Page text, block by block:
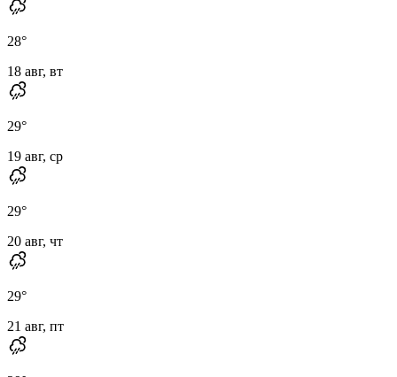
28°
18 авг, вт
29°
19 авг, ср
29°
20 авг, чт
29°
21 авг, пт